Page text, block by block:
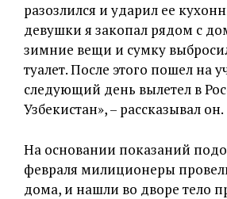
разозлился и ударил ее
девушки я закопал рядом с
зимние вещи и сумку
туалет. После этого пошел на
следующий день вылетел в
Узбекистан», – рассказывал он.
На основании показаний
февраля милиционеры
дома, и нашли во дворе тело